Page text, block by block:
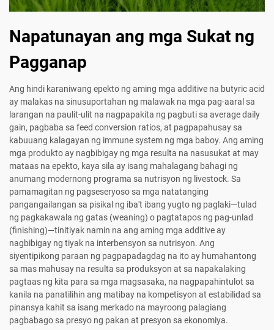
Napatunayan ang mga Sukat ng
Pagganap
Ang hindi karaniwang epekto ng aming mga additive na butyric acid
ay malakas na sinusuportahan ng malawak na mga pag-aaral sa
larangan na paulit-ulit na nagpapakita ng pagbuti sa average daily
gain, pagbaba sa feed conversion ratios, at pagpapahusay sa
kabuuang kalagayan ng immune system ng mga baboy. Ang aming
mga produkto ay nagbibigay ng mga resulta na nasusukat at may
mataas na epekto, kaya sila ay isang mahalagang bahagi ng
anumang modernong programa sa nutrisyon ng livestock. Sa
pamamagitan ng pagseseryoso sa mga natatanging
pangangailangan sa pisikal ng iba't ibang yugto ng paglaki—tulad
ng pagkakawala ng gatas (weaning) o pagtatapos ng pag-unlad
(finishing)—tinitiyak namin na ang aming mga additive ay
nagbibigay ng tiyak na interbensyon sa nutrisyon. Ang
siyentipikong paraan ng pagpapadagdag na ito ay humahantong
sa mas mahusay na resulta sa produksyon at sa napakalaking
pagtaas ng kita para sa mga magsasaka, na nagpapahintulot sa
kanila na panatilihin ang matibay na kompetisyon at estabilidad sa
pinansya kahit sa isang merkado na mayroong palagiang
pagbabago sa presyo ng pakan at presyon sa ekonomiya.